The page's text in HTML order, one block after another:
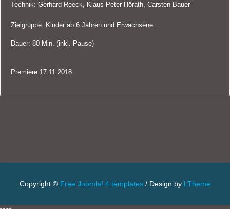
Technik: Gerhard Reeck, Klaus-Peter Hörath, Carsten Bauer
Zielgruppe: Kinder ab 6 Jahren und Erwachsene
Dauer: 80 Min. (inkl. Pause)
Premiere 17.11.2018
Copyright © Free Joomla! 4 templates / Design by LTheme